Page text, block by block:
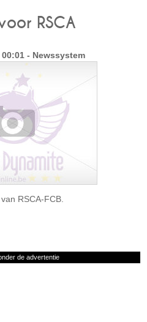
RSCA
00:01 - Newssystem
RSCA-FCB.
de advertentie